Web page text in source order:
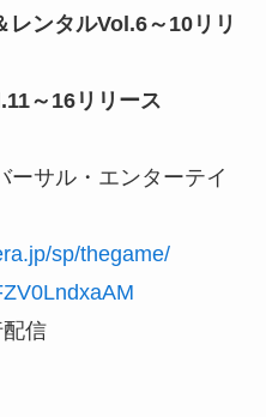
ンタルVol.6～10リリ
～16リリース
ーサル・エンターテイ
sp/thegame/
配信